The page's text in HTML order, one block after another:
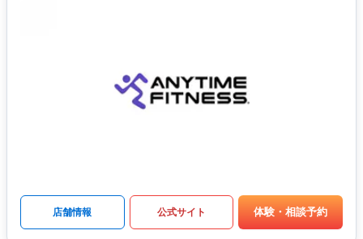
店舗情報 公式サイト 体験・相談予約